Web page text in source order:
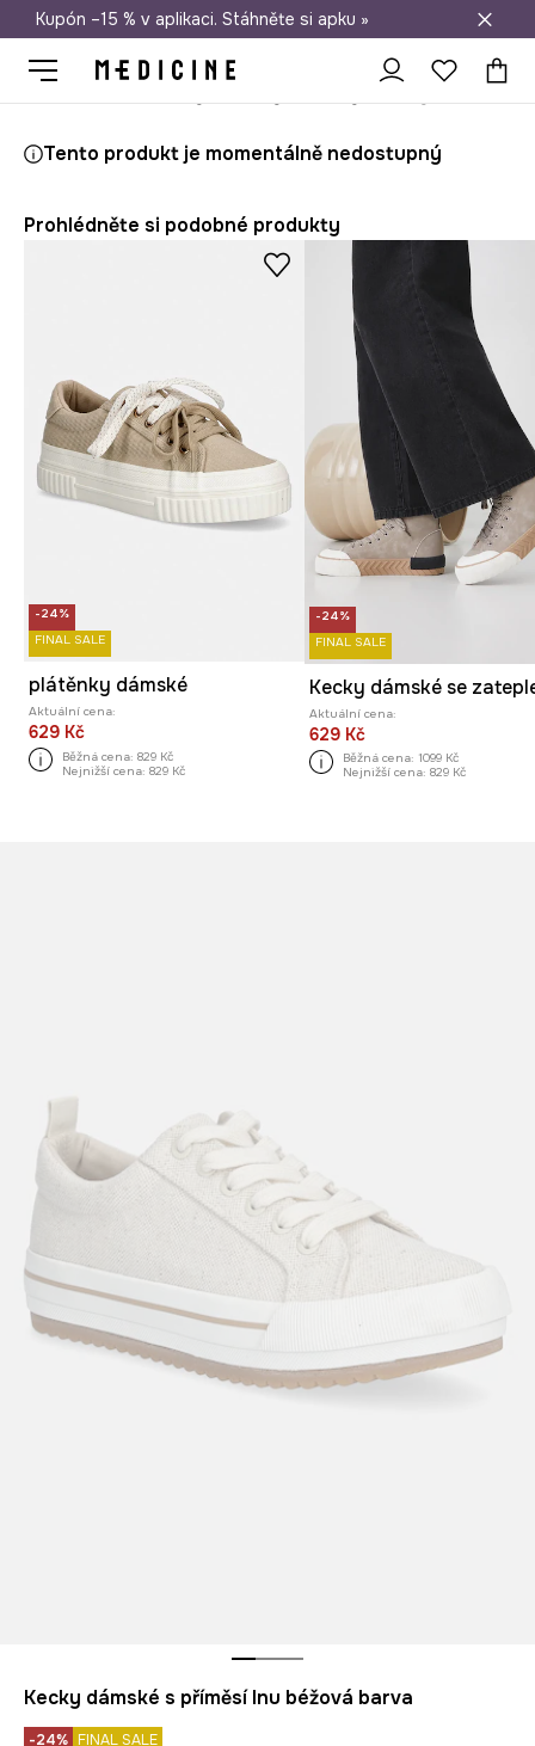
Doprava zdarma při nákupu nad 1 200 Kč
Kupón –15 % v aplikaci. Stáhněte si apku »
Tento produkt je momentálně nedostupný
Prohlédněte si podobné produkty
-24%
FINAL SALE
plátěnky dámské
Aktuální cena:
629 Kč
Běžná cena: 829 Kč
Nejnižší cena: 829 Kč
-24%
FINAL SALE
Aktuální cena:
629 Kč
Běžná cena: 1099 Kč
Nejnižší cena: 829 Kč
Kecky dámské s příměsí lnu béžová barva
-24% FINAL SALE